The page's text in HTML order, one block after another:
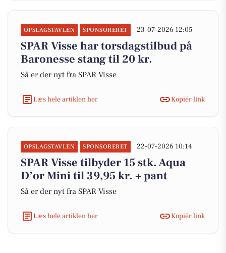
OPSLAGSTAVLEN SPONSORERET 23-07-2026 12:05
SPAR Visse har torsdagstilbud på
Baronesse stang til 20 kr.
Så er der nyt fra SPAR Visse
Læs hele artiklen her Kopiér link
OPSLAGSTAVLEN SPONSORERET 22-07-2026 10:14
SPAR Visse tilbyder 15 stk. Aqua
D’or Mini til 39,95 kr. + pant
Så er der nyt fra SPAR Visse
Læs hele artiklen her Kopiér link